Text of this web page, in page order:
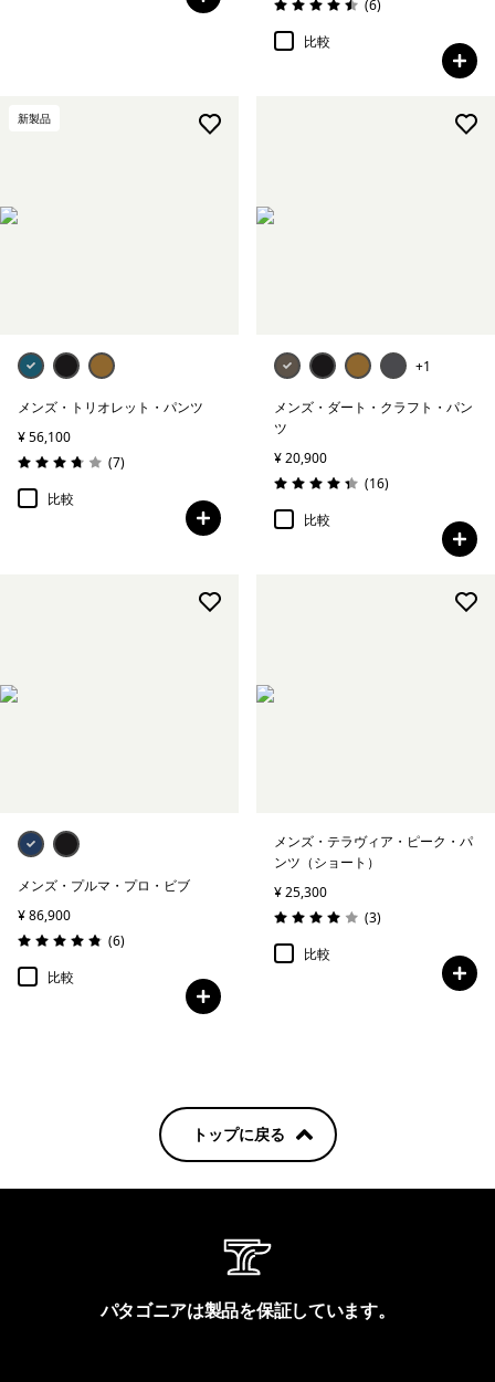
評価: 4.5 / 5 (6レビュー
)
比較
新製品
メンズ・トリオレット・パンツ
¥ 56,100
評価: 3.7 / 5
(7レビュー
)
比較
+1
メンズ・ダート・クラフト・パン
ツ
¥ 20,900
評価: 4.4 / 5
(16レビュー
)
比較
メンズ・プルマ・プロ・ビブ
¥ 86,900
評価: 4.8 / 5
(6レビュー
)
比較
メンズ・テラヴィア・ピーク・パ
ンツ（ショート）
¥ 25,300
評価: 4.0 / 5
(3レビュー
)
比較
トップに戻る
パタゴニアは製品を保証しています。